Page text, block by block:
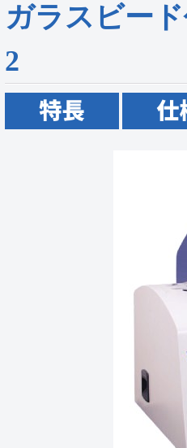
ガラスビー
2